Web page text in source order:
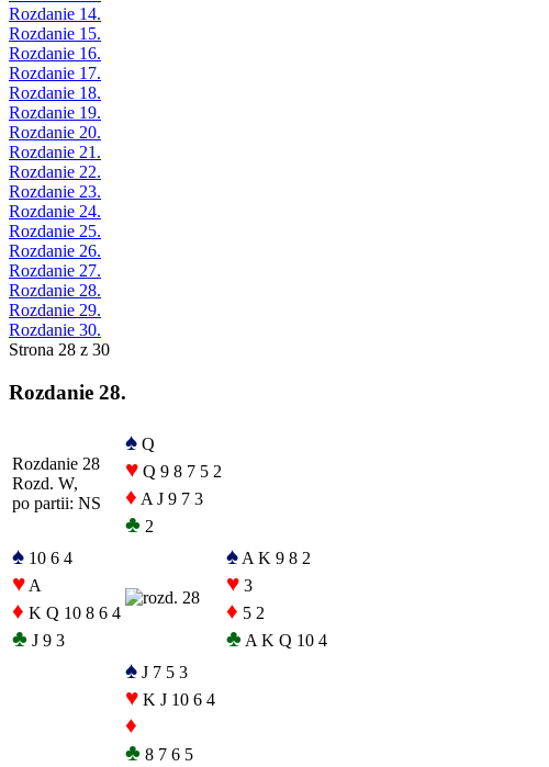
Rozdanie 14.
Rozdanie 15.
Rozdanie 16.
Rozdanie 17.
Rozdanie 18.
Rozdanie 19.
Rozdanie 20.
Rozdanie 21.
Rozdanie 22.
Rozdanie 23.
Rozdanie 24.
Rozdanie 25.
Rozdanie 26.
Rozdanie 27.
Rozdanie 28.
Rozdanie 29.
Rozdanie 30.
Strona 28 z 30
Rozdanie 28.
Rozdanie 28
Rozd. W,
po partii: NS
♠ Q
♥ Q 9 8 7 5 2
♦ A J 9 7 3
♣ 2
♠ 10 6 4
♥ A
♦ K Q 10 8 6 4
♣ J 9 3
♠ A K 9 8 2
♥ 3
♦ 5 2
♣ A K Q 10 4
♠ J 7 5 3
♥ K J 10 6 4
♦
♣ 8 7 6 5